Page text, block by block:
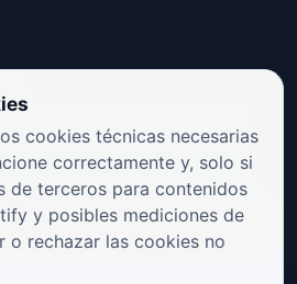
o promotor? Envíanos tus
o propuestas musicales.
cookies técnicas necesarias
correctamente y, solo si
de terceros para contenidos
y posibles mediciones de
o rechazar las cookies no